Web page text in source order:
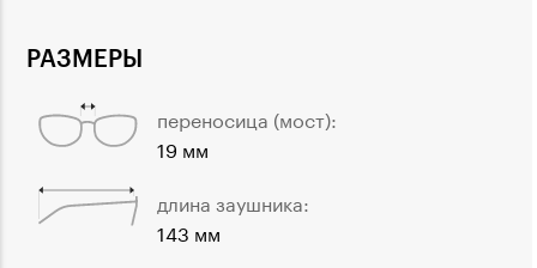
РАЗМЕРЫ
переносица (мост):
19 мм
длина заушника:
143 мм